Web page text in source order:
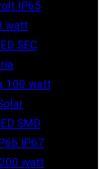
IP65
watt
SEC
100 watt
SMD
IP67
watt